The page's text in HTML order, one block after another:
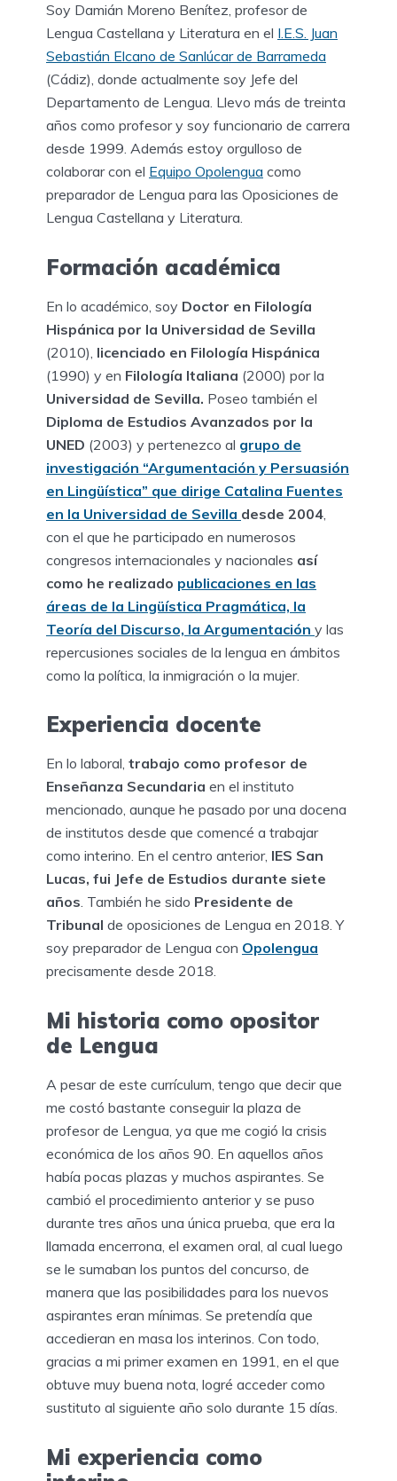
Soy Damián Moreno Benítez, profesor de
Lengua Castellana y Literatura en el I.E.S. Juan
Sebastián Elcano de Sanlúcar de Barrameda
(Cádiz), donde actualmente soy Jefe del
Departamento de Lengua. Llevo más de treinta
años como profesor y soy funcionario de carrera
desde 1999. Además estoy orgulloso de
colaborar con el Equipo Opolengua como
preparador de Lengua para las Oposiciones de
Lengua Castellana y Literatura.
Formación académica
En lo académico, soy Doctor en Filología
Hispánica por la Universidad de Sevilla
(2010), licenciado en Filología Hispánica
(1990) y en Filología Italiana (2000) por la
Universidad de Sevilla. Poseo también el
Diploma de Estudios Avanzados por la
UNED (2003) y pertenezco al grupo de
investigación “Argumentación y Persuasión
en Lingüística” que dirige Catalina Fuentes
en la Universidad de Sevilla desde 2004
con el que he participado en numerosos
congresos internacionales y nacionales así
como he realizado publicaciones en las
áreas de la Lingüística Pragmática, la
Teoría del Discurso, la Argumentación y las
repercusiones sociales de la lengua en ámbitos
como la política, la inmigración o la mujer.
Experiencia docente
En lo laboral, trabajo como profesor de
Enseñanza Secundaria en el instituto
mencionado, aunque he pasado por una docena
de institutos desde que comencé a trabajar
como interino. En el centro anterior, IES San
Lucas, fui Jefe de Estudios durante siete
años. También he sido Presidente de
Tribunal de oposiciones de Lengua en 2018. Y
soy preparador de Lengua con Opolengua
precisamente desde 2018.
Mi historia como opositor
de Lengua
A pesar de este currículum, tengo que decir que
me costó bastante conseguir la plaza de
profesor de Lengua, ya que me cogió la crisis
económica de los años 90. En aquellos años
había pocas plazas y muchos aspirantes. Se
cambió el procedimiento anterior y se puso
durante tres años una única prueba, que era la
llamada encerrona, el examen oral, al cual luego
se le sumaban los puntos del concurso, de
manera que las posibilidades para los nuevos
aspirantes eran mínimas. Se pretendía que
accedieran en masa los interinos. Con todo,
gracias a mi primer examen en 1991, en el que
obtuve muy buena nota, logré acceder como
sustituto al siguiente año solo durante 15 días.
Mi experiencia como